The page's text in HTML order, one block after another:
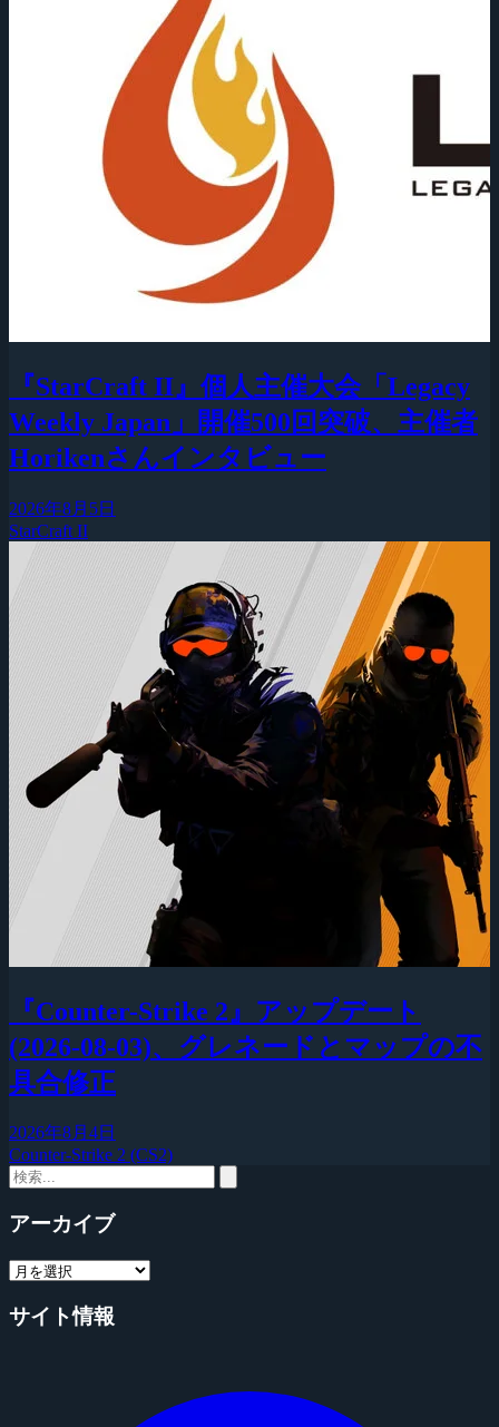
『StarCraft II』個人主催大会「Legacy
Weekly Japan」開催500回突破、主催者
Horikenさんインタビュー
2026年8月5日
StarCraft II
『Counter-Strike 2』アップデート
(2026-08-03)、グレネードとマップの不
具合修正
2026年8月4日
Counter-Strike 2 (CS2)
アーカイブ
サイト情報